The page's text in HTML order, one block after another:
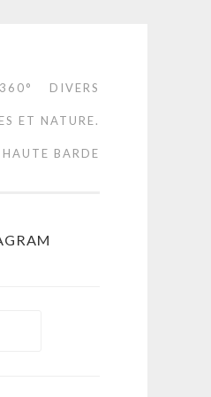
360° DIVERS
ET NATURE.
BARDE